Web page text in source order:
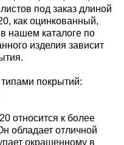
под заказ длиной
как оцинкованный,
нашем каталоге по
изделия зависит
покрытий:
относится к более
обладает отличной
окрашенному в